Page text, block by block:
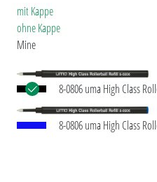
mit Kappe
ohne Kappe
Mine
8-0806 uma High Class
Europäische Rollerball-
Schreibspitze und
8-0806 uma High Class